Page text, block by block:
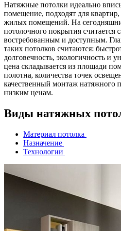
Натяжные потолки идеально
помещение, подходят для
жилых помещений. На
потолочного покрытия
востребованным и доступным.
таких потолков считаются:
долговечность, экологичность и
цена складывается из площади
полотна, количества точек
качественный монтаж натяжного
низким ценам.
Виды натяжных
Материал потолка
Назначение
Технологии